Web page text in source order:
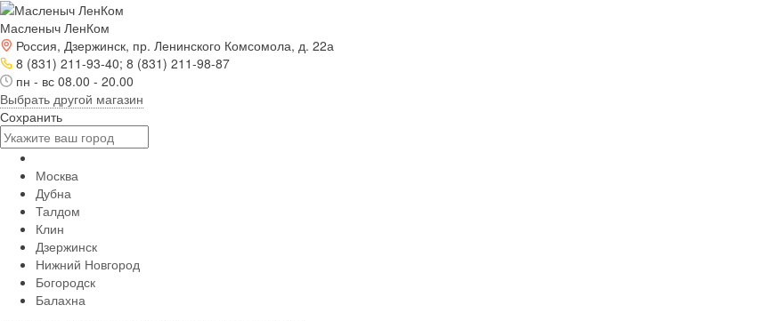
Масленыч ЛенКом
Россия, Дзержинск, пр. Ленинского Комсомола, д. 22а
8 (831) 211-93-40; 8 (831) 211-98-87
пн - вс 08.00 - 20.00
Выбрать другой магазин
Сохранить
Москва
Дубна
Талдом
Клин
Дзержинск
Нижний Новгород
Богородск
Балахна